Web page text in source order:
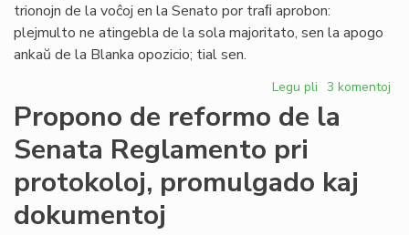
trionojn de la voĉoj en la Senato por traﬁ aprobon:
plejmulto ne atingebla de la sola majoritato, sen la apogo
ankaŭ de la Blanka opozicio; tial sen.
Legu pli pri
Forta
opozicio
proponoj
Fernández
3 komentoj
Propono de reformo de la
Senata Reglamento pri
protokoloj, promulgado kaj
dokumentoj